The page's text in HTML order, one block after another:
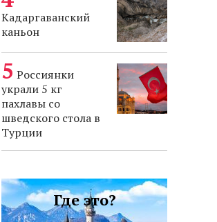
Кадаргаванский
каньон
Россиянки
украли 5 кг
пахлавы со
шведского стола в
Турции
Где это?